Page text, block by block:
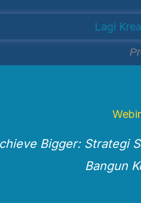
Lagi
Bigger: Strategi
Bangun